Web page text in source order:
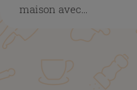
maison avec...